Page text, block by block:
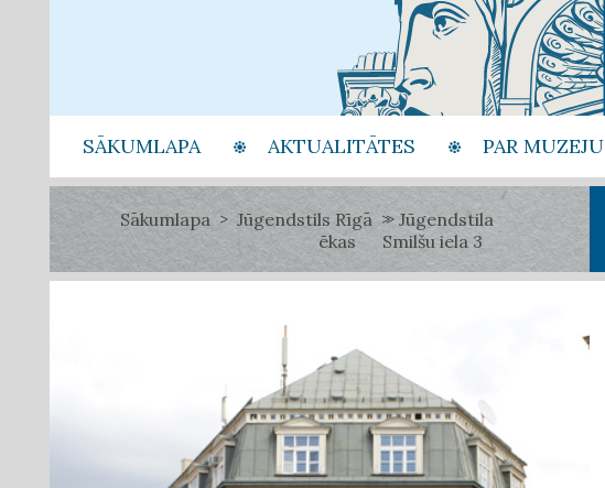
SĀKUMLAPA AKTUALITĀTES PAR MUZEJU
Sākumlapa Jūgendstils Rīgā
Jūgendstila
ēkas
Smilšu iela 3